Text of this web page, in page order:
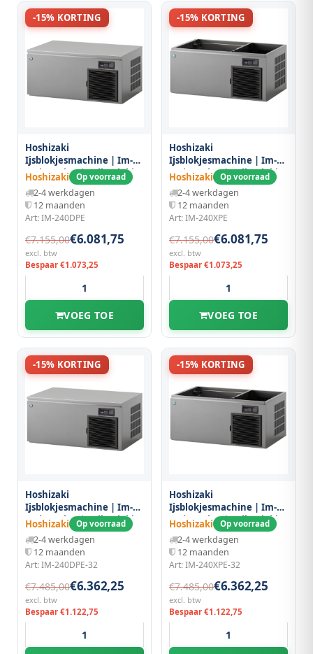
-15% KORTING
Hoshizaki
Ijsblokjesmachine | Im-
serie (cube) | Volle Blokjes
(23g) | 210kg/24u | Zonder
Bunker | Luchtgekoeld |
Stapelbaar |
1084x700x500(h)mm
Hoshizaki Op voorraad
2-4 werkdagen
12 maanden
Art: IM-240DPE
€7.155,00€6.081,75
excl. btw
Bespaar €1.073,25
VOEG TOE
-15% KORTING
Hoshizaki
Ijsblokjesmachine | Im-
serie (cube) | Volle Blokjes
(23g) | 210kg/24u | Zonder
Bunker | Luchtgekoeld |
Stapelbaar |
1084x700x500(h)mm
Hoshizaki Op voorraad
2-4 werkdagen
12 maanden
Art: IM-240XPE
€7.155,00€6.081,75
excl. btw
Bespaar €1.073,25
VOEG TOE
-15% KORTING
Hoshizaki
Ijsblokjesmachine | Im-
serie (cube) | Volle Blokjes
(31g) | 190kg/24u | Zonder
Bunker | Luchtgekoeld |
Stapelbaar |
1084x700x500(h)mm
Hoshizaki Op voorraad
2-4 werkdagen
12 maanden
Art: IM-240DPE-32
€7.485,00€6.362,25
excl. btw
Bespaar €1.122,75
-15% KORTING
Hoshizaki
Ijsblokjesmachine | Im-
serie (cube) | Volle Blokjes
(31g) | 190kg/24u | Zonder
Bunker | Luchtgekoeld |
Stapelbaar |
1084x700x500(h)mm
Hoshizaki Op voorraad
2-4 werkdagen
12 maanden
Art: IM-240XPE-32
€7.485,00€6.362,25
excl. btw
Bespaar €1.122,75